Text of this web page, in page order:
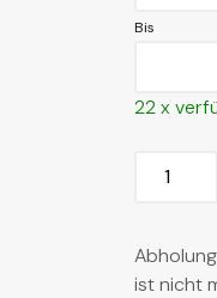
Bis
22 x
ist nicht